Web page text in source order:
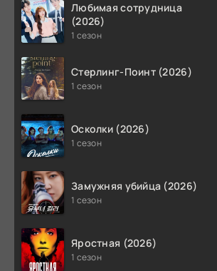
Любимая сотрудница
(2026)
1 сезон
Стерлинг-Поинт (2026)
1 сезон
Осколки (2026)
1 сезон
Замужняя убийца (2026)
1 сезон
Яростная (2026)
1 сезон